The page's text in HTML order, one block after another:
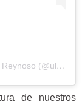
Una publicación compartida por Javier Ulises Reynoso (@ulisjavier)
de nuestros